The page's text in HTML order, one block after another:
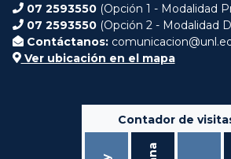
07 2593550 (Opción 1 - Modalidad
07 2593550 (Opción 2 - Modalidad
Contáctanos:
Ver ubicación en el mapa
Contador de